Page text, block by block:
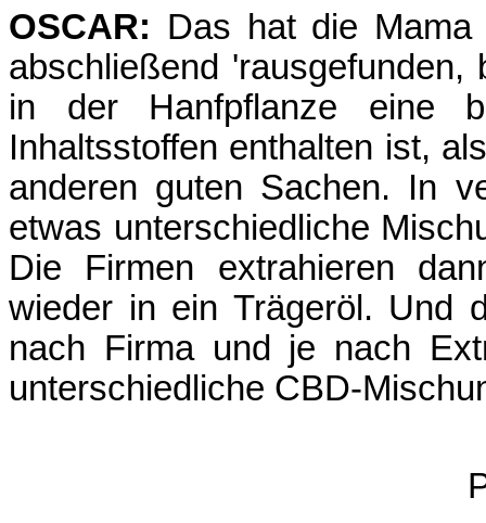
OSCAR: Das hat die
abschließend
in der Hanfpflanze eine
Inhaltsstoffen enthalten ist,
anderen guten Sachen. In
etwas unterschiedliche
Die Firmen extrahieren
wieder in ein Trägeröl. Und
nach Firma und je nach
unterschiedliche CBD-